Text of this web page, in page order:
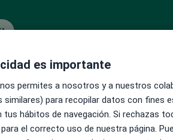
La reserva de cita
Pedir
es importante
permites a nosotros y a nuestros
similares) para recopilar datos con fines
tus hábitos de navegación. Si rechazas
el correcto uso de nuestra página.